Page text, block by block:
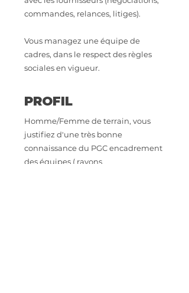
commandes, relances, litiges).
Vous managez une équipe de
cadres, dans le respect des règles
sociales en vigueur.
PROFIL
Homme/Femme de terrain, vous
justifiez d'une très bonne
connaissance du PGC encadrement
des équipes ( rayons